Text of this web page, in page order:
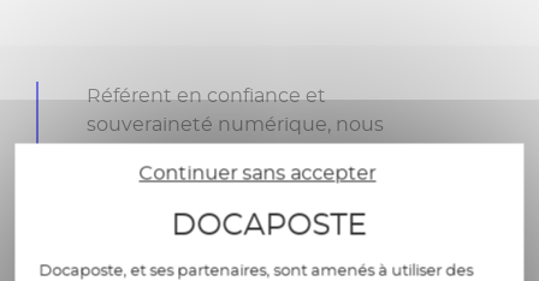
Référent en confiance et
souveraineté numérique, nous
plateformes sur-mesure, de bout en
bout, pour répondre aux besoins
spécifiques des acteurs de santé,
dans le respect des réglementations
Continuer sans accepter
DOCAPOSTE
Docaposte, et ses partenaires, sont amenés à utiliser des